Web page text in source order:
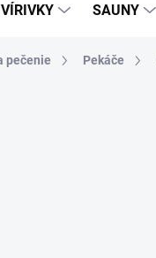
VÍRIVKY SAUNY
pečenie Pekáče